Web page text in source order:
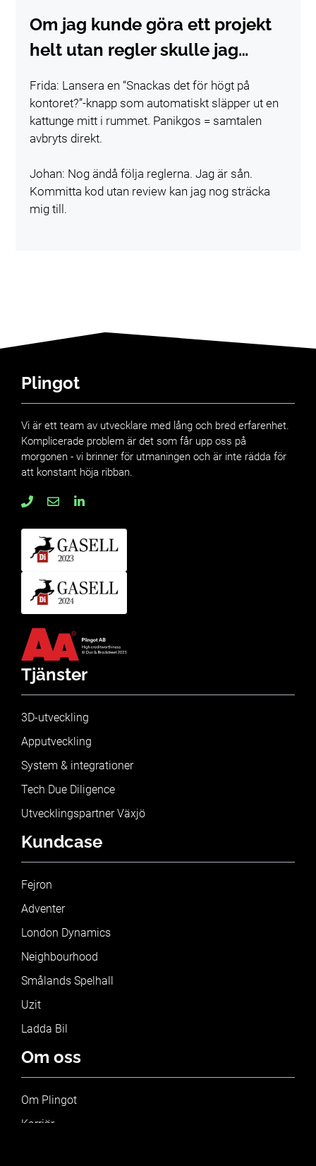
Om jag kunde göra ett projekt
helt utan regler skulle jag…
Frida: Lansera en “Snackas det för högt på
kontoret?”-knapp som automatiskt släpper ut en
kattunge mitt i rummet. Panikgos = samtalen
avbryts direkt.
Johan: Nog ändå följa reglerna. Jag är sån.
Kommitta kod utan review kan jag nog sträcka
mig till.
Plingot
Vi är ett team av utvecklare med lång och bred erfarenhet.
Komplicerade problem är det som får upp oss på
morgonen - vi brinner för utmaningen och är inte rädda för
att konstant höja ribban.
Tjänster
3D-utveckling
Apputveckling
System & integrationer
Tech Due Diligence
Utvecklingspartner Växjö
Kundcase
Fejron
Adventer
London Dynamics
Neighbourhood
Smålands Spelhall
Uzit
Ladda Bil
Om oss
Om Plingot
Karriär